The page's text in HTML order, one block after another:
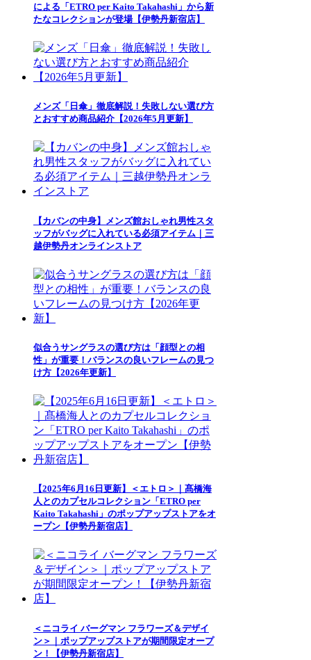
による「ETRO per Kaito Takahashi」から新
たなコレクションが登場【伊勢丹新宿店】
メンズ「日傘」徹底解説！失敗しない選び方
とおすすめ商品紹介【2026年5月更新】
【カバンの中身】メンズ館おしゃれ男性スタ
ッフがバッグに入れている必須アイテム｜三
越伊勢丹オンラインストア
似合うサングラスの選び方は「顔型との相
性」が重要！バランスの良いフレームの見つ
け方【2026年更新】
【2025年6月16日更新】＜エトロ＞｜髙橋海
人とのカプセルコレクション「ETRO per
Kaito Takahashi」のポップアップストアをオ
ープン【伊勢丹新宿店】
＜ニコライ バーグマン フラワーズ＆デザイ
ン＞｜ポップアップストアが期間限定オープ
ン！【伊勢丹新宿店】